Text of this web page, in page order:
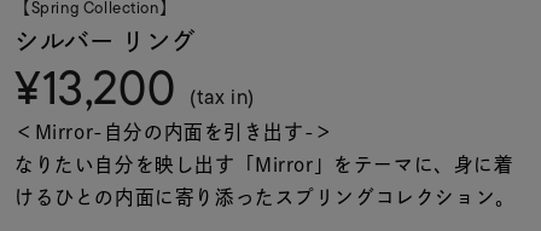
ト
着用シーン
【Spring Collection】
シルバー リング
¥13,200 (tax in)
＜Mirror-自分の内面を引き出す-＞
なりたい自分を映し出す「Mirror」をテーマに、身に着
けるひとの内面に寄り添ったスプリングコレクション。